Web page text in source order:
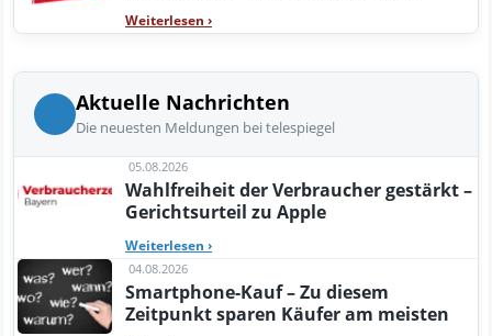
Weiterlesen ›
Aktuelle Nachrichten
Die neuesten Meldungen bei telespiegel
05.08.2026
Wahlfreiheit der Verbraucher gestärkt –
Gerichtsurteil zu Apple
Weiterlesen ›
04.08.2026
Smartphone-Kauf – Zu diesem
Zeitpunkt sparen Käufer am meisten